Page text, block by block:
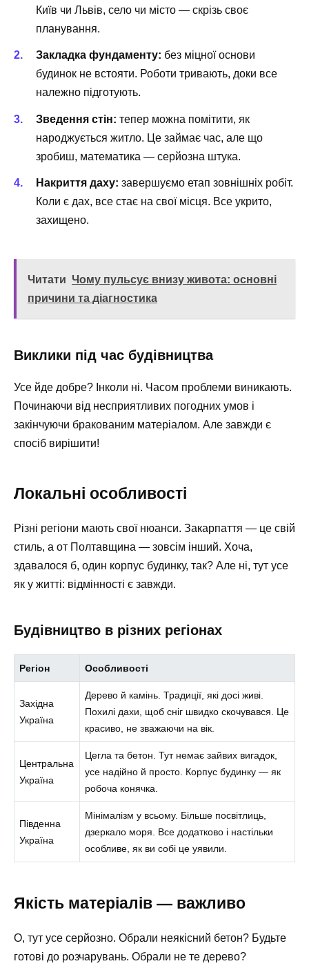
Київ чи Львів, село чи місто — скрізь своє
планування.
Закладка фундаменту: без міцної основи
будинок не встояти. Роботи тривають, доки все
належно підготують.
Зведення стін: тепер можна помітити, як
народжується житло. Це займає час, але що
зробиш, математика — серйозна штука.
Накриття даху: завершуємо етап зовнішніх робіт.
Коли є дах, все стає на свої місця. Все укрито,
захищено.
Читати Чому пульсує внизу живота: основні
причини та діагностика
Виклики під час будівництва
Усе йде добре? Інколи ні. Часом проблеми виникають.
Починаючи від несприятливих погодних умов і
закінчуючи бракованим матеріалом. Але завжди є
спосіб вирішити!
Локальні особливості
Різні регіони мають свої нюанси. Закарпаття — це свій
стиль, а от Полтавщина — зовсім інший. Хоча,
здавалося б, один корпус будинку, так? Але ні, тут усе
як у житті: відмінності є завжди.
Будівництво в різних регіонах
Регіон Особливості
Західна
Україна
Дерево й камінь. Традиції, які досі живі.
Похилі дахи, щоб сніг швидко скочувався. Це
красиво, не зважаючи на вік.
Центральна
Україна
Цегла та бетон. Тут немає зайвих вигадок,
усе надійно й просто. Корпус будинку — як
робоча конячка.
Південна
Україна
Мінімалізм у всьому. Більше посвітлиць,
дзеркало моря. Все додатково і настільки
особливе, як ви собі це уявили.
Якість матеріалів — важливо
О, тут усе серйозно. Обрали неякісний бетон? Будьте
готові до розчарувань. Обрали не те дерево?